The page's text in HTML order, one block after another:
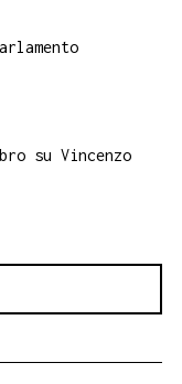
su Vincenzo